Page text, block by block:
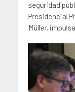
seguridad
Presidencial
Müller,